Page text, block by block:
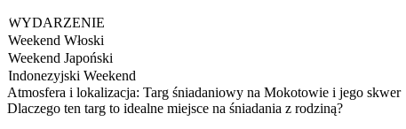
WYDARZENIE
Weekend Włoski
Weekend Japoński
Indonezyjski Weekend
Atmosfera i lokalizacja: Targ śniadaniowy na Mokotowie i jego skwer
Dlaczego ten targ to idealne miejsce na śniadania z rodziną?